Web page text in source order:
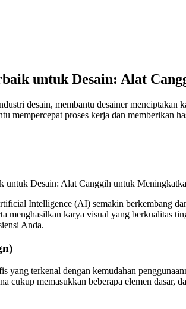
untuk Desain: Alat
desain, membantu desainer
mempercepat proses kerja dan memberikan
Intelligence (AI) semakin berkembang
menghasilkan karya visual yang berkualitas
Anda.
yang terkenal dengan kemudahan
cukup memasukkan beberapa elemen